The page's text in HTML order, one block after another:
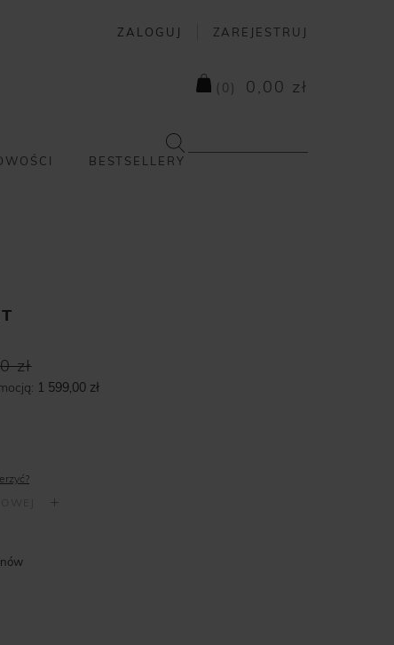
ZALOGUJ ZAREJESTRUJ
( 0 ) 0,00 zł
BESTSELLERY
zł
1 599,00 zł